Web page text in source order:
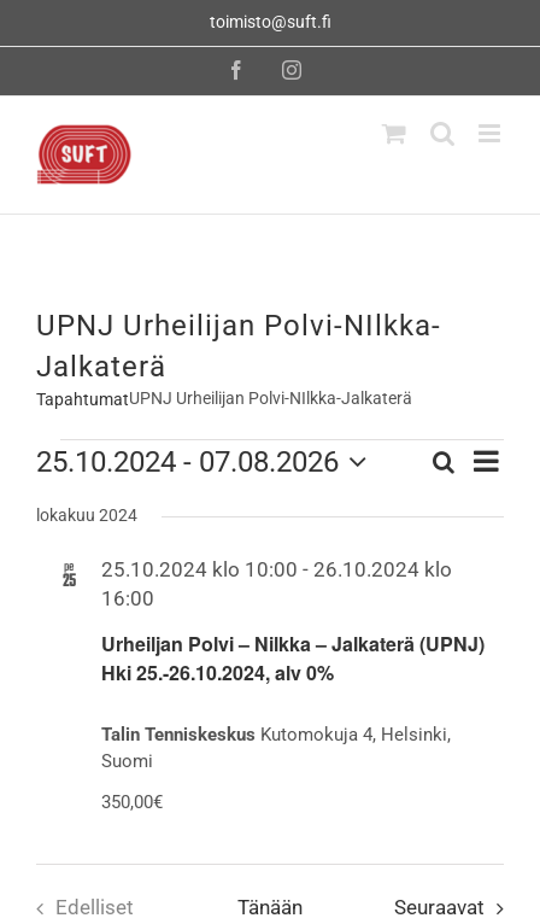
toimisto@suft.fi
FacebookInstagram
UPNJ Urheilijan Polvi-NIlkka-
Jalkaterä
TapahtumatUPNJ Urheilijan Polvi-NIlkka-Jalkaterä
Tapahtumat
Tapahtumat
Etsi
aja
navigointi
Etsi Lista
25.10.2024 - 07.08.2026
päivä.
lokakuu 2024
pe
25
Urheiljan Polvi – Nilkka – Jalkaterä (UPNJ)
Hki 25.-26.10.2024, alv 0%
25.10.2024 klo 10:00 - 26.10.2024 klo
16:00
Talin Tenniskeskus Kutomokuja 4, Helsinki,
Suomi
350,00€
Edelliset
Tänään Seuraavat